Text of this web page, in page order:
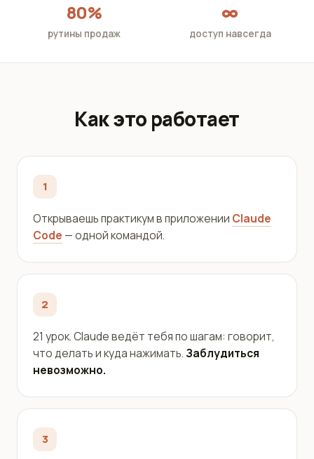
80%
рутины продаж
∞
доступ навсегда
Как это работает
1
Открываешь практикум в приложении Claude
Code — одной командой.
2
21 урок. Claude ведёт тебя по шагам: говорит,
что делать и куда нажимать.Заблудиться
невозможно.
3